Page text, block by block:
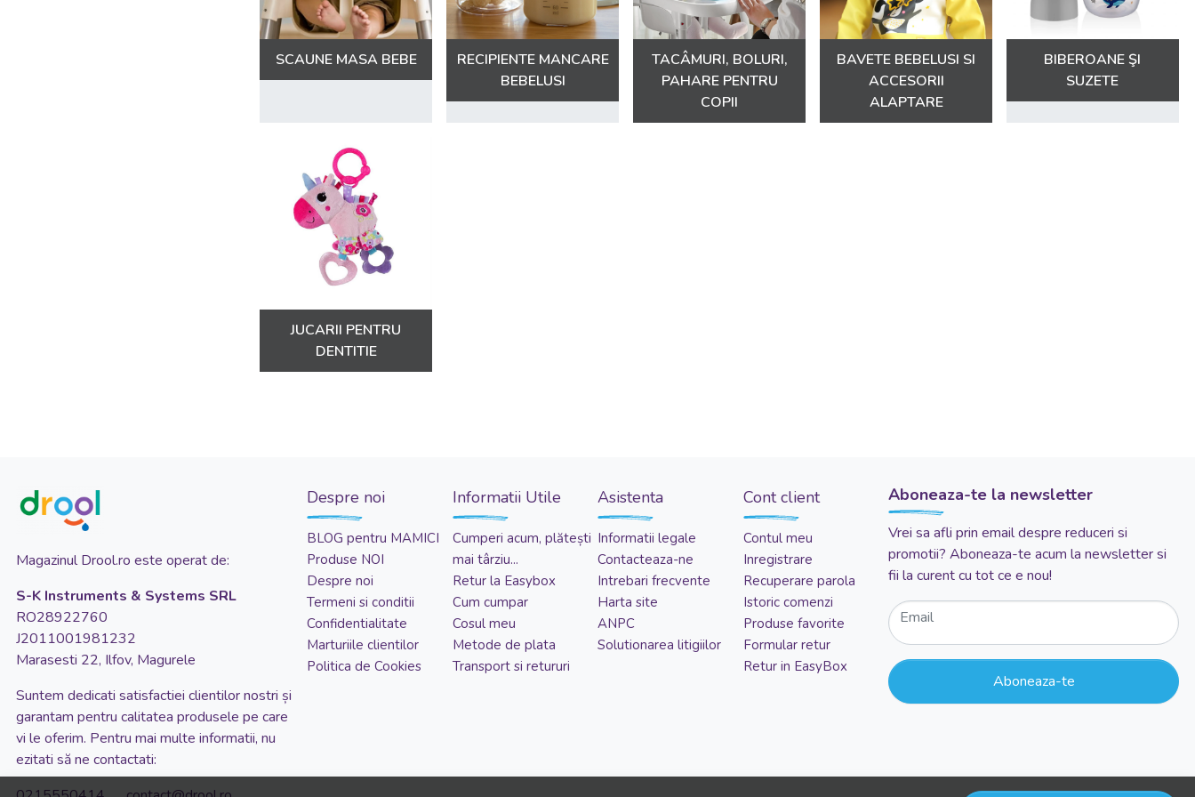
SCAUNE MASA BEBE
RECIPIENTE MANCARE
BEBELUSI
TACÂMURI, BOLURI,
PAHARE PENTRU
COPII
BAVETE BEBELUSI SI
ACCESORII
ALAPTARE
BIBEROANE ŞI
SUZETE
JUCARII PENTRU
DENTITIE
Magazinul Drool.ro este operat de:
S-K Instruments & Systems SRL
RO28922760
J2011001981232
Marasesti 22, Ilfov, Magurele
Suntem dedicati satisfactiei clientilor nostri și
garantam pentru calitatea produsele pe care
vi le oferim. Pentru mai multe informatii, nu
ezitati să ne contactati:
Despre noi
BLOG pentru MAMICI
Produse NOI
Despre noi
Termeni si conditii
Confidentialitate
Marturiile clientilor
Politica de Cookies
Informatii Utile
Cumperi acum, plătești
mai târziu...
Retur la Easybox
Cum cumpar
Cosul meu
Metode de plata
Transport si retururi
Asistenta
Informatii legale
Contacteaza-ne
Intrebari frecvente
Harta site
ANPC
Solutionarea litigiilor
Cont client
Contul meu
Inregistrare
Recuperare parola
Istoric comenzi
Produse favorite
Formular retur
Retur in EasyBox
Aboneaza-te la newsletter
Vrei sa afli prin email despre reduceri si
promotii? Aboneaza-te acum la newsletter si
fii la curent cu tot ce e nou!
Email
Aboneaza-te